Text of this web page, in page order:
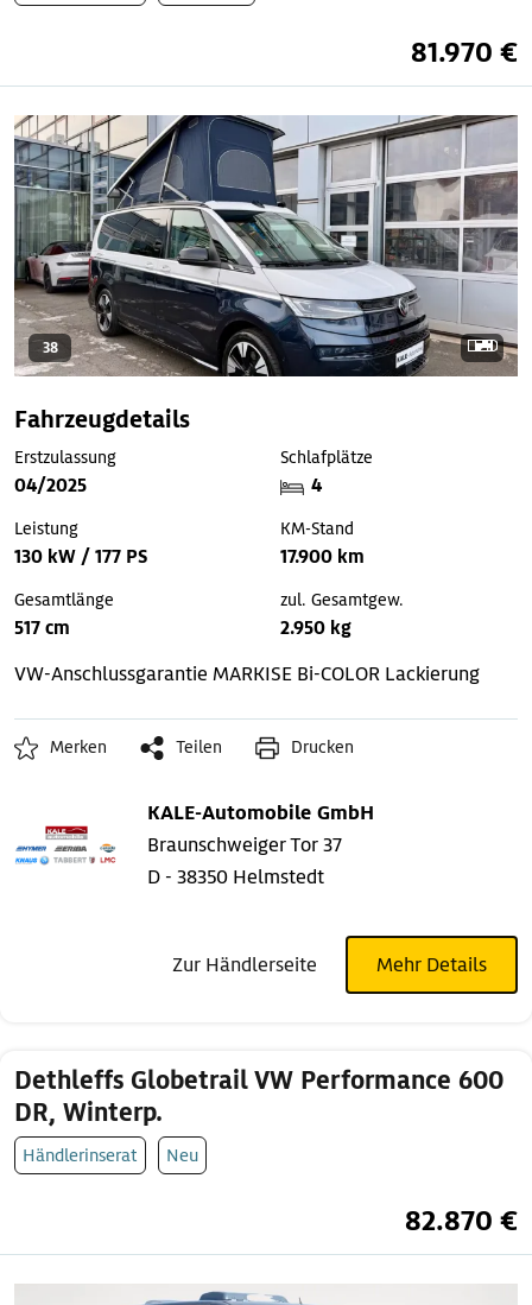
81.970 €
38
Fahrzeugdetails
Erstzulassung
04/2025
Schlafplätze
4
Leistung
130 kW / 177 PS
KM-Stand
17.900 km
Gesamtlänge
517 cm
zul. Gesamtgew.
2.950 kg
VW-Anschlussgarantie MARKISE Bi-COLOR Lackierung
Merken Teilen Drucken
KALE-Automobile GmbH
Braunschweiger Tor 37
D - 38350 Helmstedt
Zur Händlerseite Mehr Details
Dethleffs Globetrail VW Performance 600
DR, Winterp.
Händlerinserat Neu
82.870 €